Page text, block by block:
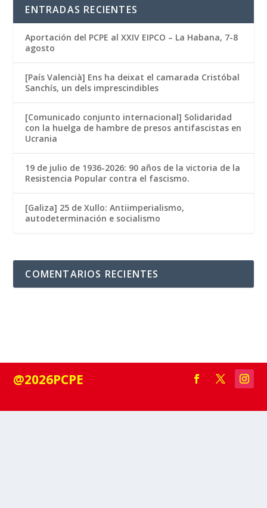
ENTRADAS RECIENTES
Aportación del PCPE al XXIV EIPCO – La Habana, 7-8
agosto
[País Valencià] Ens ha deixat el camarada Cristóbal
Sanchís, un dels imprescindibles
[Comunicado conjunto internacional] Solidaridad
con la huelga de hambre de presos antifascistas en
Ucrania
19 de julio de 1936-2026: 90 años de la victoria de la
Resistencia Popular contra el fascismo.
[Galiza] 25 de Xullo: Antiimperialismo,
autodeterminación e socialismo
COMENTARIOS RECIENTES
@2026PCPE